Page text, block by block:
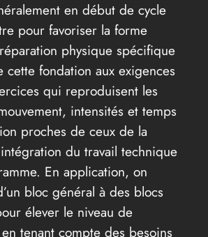
en début de cycle
pour favoriser la forme
physique spécifique
cette fondation aux exigences
qui reproduisent les
intensités et temps
proches de ceux de la
du travail technique
En application, on
bloc général à des blocs
élever le niveau de
tenant compte des besoins